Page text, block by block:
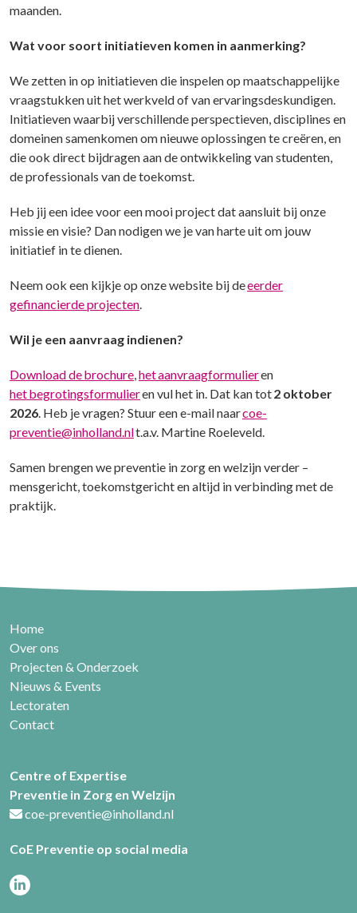
maanden.
Wat voor soort initiatieven komen in aanmerking?
We zetten in op initiatieven die inspelen op maatschappelijke
vraagstukken uit het werkveld of van ervaringsdeskundigen.
Initiatieven waarbij verschillende perspectieven,disciplines en
domeinensamenkomen om nieuwe oplossingen te creëren, en
die ook direct bijdragen aan de ontwikkeling van studenten,
de professionals van de toekomst.
Heb jij een idee voor een mooi project dat aansluit bij onze
missie en visie? Dan nodigen we je van harte uit om jouw
initiatief in te dienen.
Neem ook een kijkje op onze website bij deeerder
gefinancierde projecten.
Wil je een aanvraag indienen?
Download de brochure,het aanvraagformulieren
het begrotingsformulieren vul het in. Dat kan tot2 oktober
2026. Heb je vragen? Stuur een e-mail naarcoe-
preventie@inholland.nlt.a.v. Martine Roeleveld.
Samen brengen we preventie in zorg en welzijn verder –
mensgericht, toekomstgericht en altijd in verbinding met de
praktijk.
Home
Over ons
Projecten & Onderzoek
Nieuws & Events
Lectoraten
Contact
Centre of Expertise
Preventie in Zorg en Welzijn
coe-preventie@inholland.nl
CoE Preventie op social media